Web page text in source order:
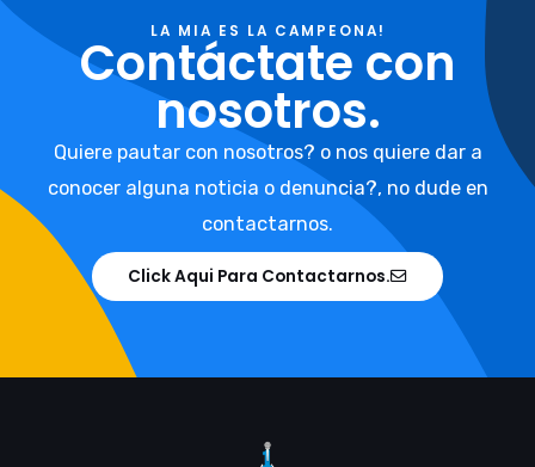
LA MIA ES LA CAMPEONA!
Contáctate con
nosotros.
Quiere pautar con nosotros? o nos quiere dar a
conocer alguna noticia o denuncia?, no dude en
contactarnos.
Click Aqui Para Contactarnos.